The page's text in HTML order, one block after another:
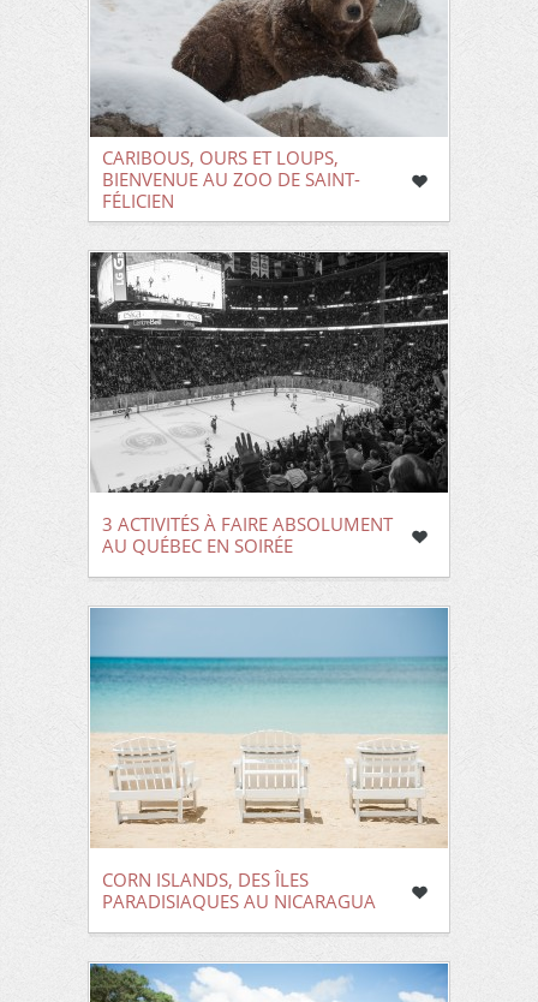
CARIBOUS, OURS ET LOUPS,
BIENVENUE AU ZOO DE SAINT-
FÉLICIEN
3 ACTIVITÉS À FAIRE ABSOLUMENT
AU QUÉBEC EN SOIRÉE
CORN ISLANDS, DES ÎLES
PARADISIAQUES AU NICARAGUA